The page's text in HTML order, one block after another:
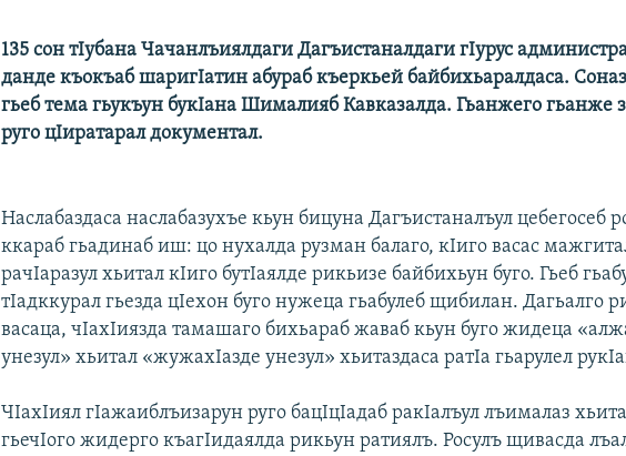
135 сон тIубана Чачанлъиялдаги Дагъистаналдаги гIурус
данде къокъаб шаригIатин абураб къеркьей байбихьаралдаса.
гьеб тема гьукъун букIана Шималияб Кавказалда. Гьанжего гьанже
руго цIиратарал документал.
Наслабаздаса наслабазухъе кьун бицуна Дагъистаналъул цебегосеб
ккараб гьадинаб иш: цо нухалда рузман балаго, кIиго васас
рачIаразул хьитал кIиго бутIаялде рикьизе байбихьун буго. Гьеб
тIадккурал гьезда цIехон буго нужеца гьабулеб щибилан. Дагьалго
васаца, чIахIиязда тамашаго бихьараб жаваб кьун буго жидеца
унезул» хьитал «жужахIазде унезул» хьитаздаса ратIа гьарулел
ЧIахIиял гIажаиблъизарун руго бацIцIадаб ракIалъул лъималаз
гьечIого жидерго къагIидаялда рикьун ратиялъ. Росулъ щивасда